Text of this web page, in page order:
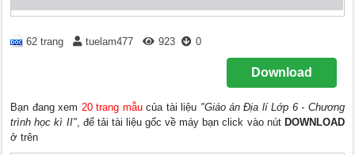
62 trang tuelam477 923 0
Download
Bạn đang xem 20 trang mẫucủa tài liệu "Giáo án Địa lí Lớp 6 - Chương
trình học kì II", để tải tài liệu gốc về máy bạn click vào nút DOWNLOAD
ở trên